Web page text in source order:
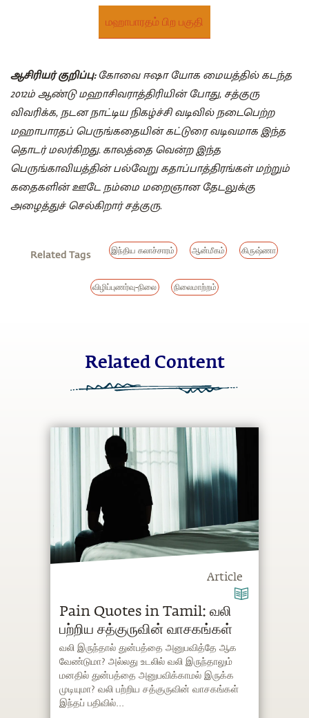
மஹாபாரதம் பிற பகுதி
ஆசிரியர் குறிப்பு:கோவை ஈஷா யோக மையத்தில் கடந்த
2012ம் ஆண்டு மஹாசிவராத்திரியின் போது, சத்குரு
விவரிக்க, நடன நாட்டிய நிகழ்ச்சி வடிவில் நடைபெற்ற
மஹாபாரதப் பெருங்கதையின் கட்டுரை வடிவமாக இந்த
தொடர் மலர்கிறது. காலத்தை வென்ற இந்த
பெருங்காவியத்தின் பல்வேறு கதாப்பாத்திரங்கள் மற்றும்
கதைகளின் ஊடே நம்மை மறைஞான தேடலுக்கு
அழைத்துச் செல்கிறார் சத்குரு.
Related Tags இந்திய கலாச்சாரம் ஆன்மீகம் கிருஷ்ணா
விழிப்புணர்வு-நிலை நிலைமாற்றம்
Related Content
Article
Pain Quotes in Tamil: வலி
பற்றிய சத்குருவின் வாசகங்கள்
வலி இருந்தால் துன்பத்தை அனுபவித்தே ஆக
வேண்டுமா? அல்லது உடலில் வலி இருந்தாலும்
மனதில் துன்பத்தை அனுபவிக்காமல் இருக்க
முடியுமா? வலி பற்றிய சத்குருவின் வாசகங்கள்
இந்தப் பதிவில்...